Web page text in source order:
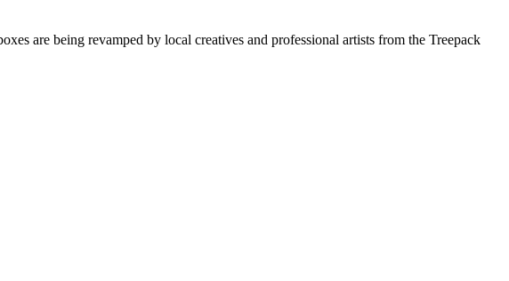
are being revamped by local creatives and professional artists from the Treepack